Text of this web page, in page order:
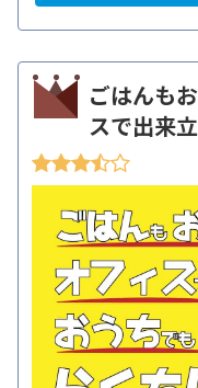
ごはんも
スで出来